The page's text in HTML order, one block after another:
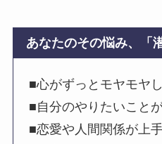
あなたのその悩み、「
■心がずっとモヤモヤ
■自分のやりたいこと
■恋愛や人間関係が上